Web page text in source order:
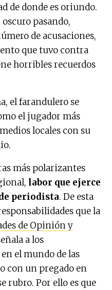
de donde es oriundo.
pasando,
de acusaciones,
que tuvo contra
horribles recuerdos
el farandulero se
el jugador más
locales con su
más polarizantes
labor que ejerce
periodista. De esta
que la
de Opinión y
a los
el mundo de las
con un pregado en
rubro. Por ello es que